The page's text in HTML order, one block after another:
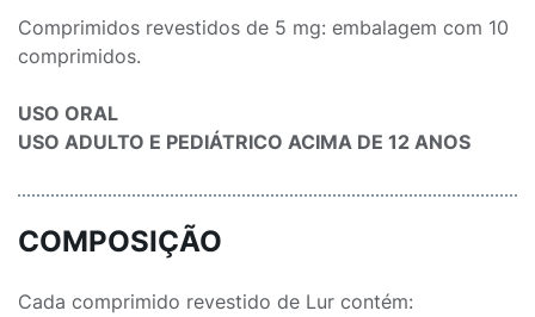
Comprimidos revestidos de 5 mg: embalagem com 10
comprimidos.
USO ORAL
USO ADULTO E PEDIÁTRICO ACIMA DE 12 ANOS
COMPOSIÇÃO
Cada comprimido revestido de Lur contém: